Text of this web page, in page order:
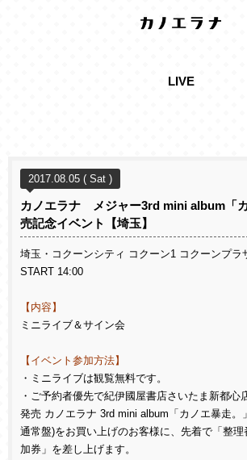
LIVE
2017.08.05 ( Sat )
カノエラナ メジャー3rd mini album「
売記念イベント【埼玉】
埼玉・コクーンシティ コクーン1 コクーンプラ
START 14:00
【内容】
ミニライブ＆サイン会
【イベント参加方法】
・ミニライブは観覧無料です。
・ご予約者優先で紀伊國屋書店さいたま新都心
発売 カノエラナ 3rd mini album「カノエ暴走。
通常盤)をお買い上げのお客様に、先着で「整
加券」を差し上げます。